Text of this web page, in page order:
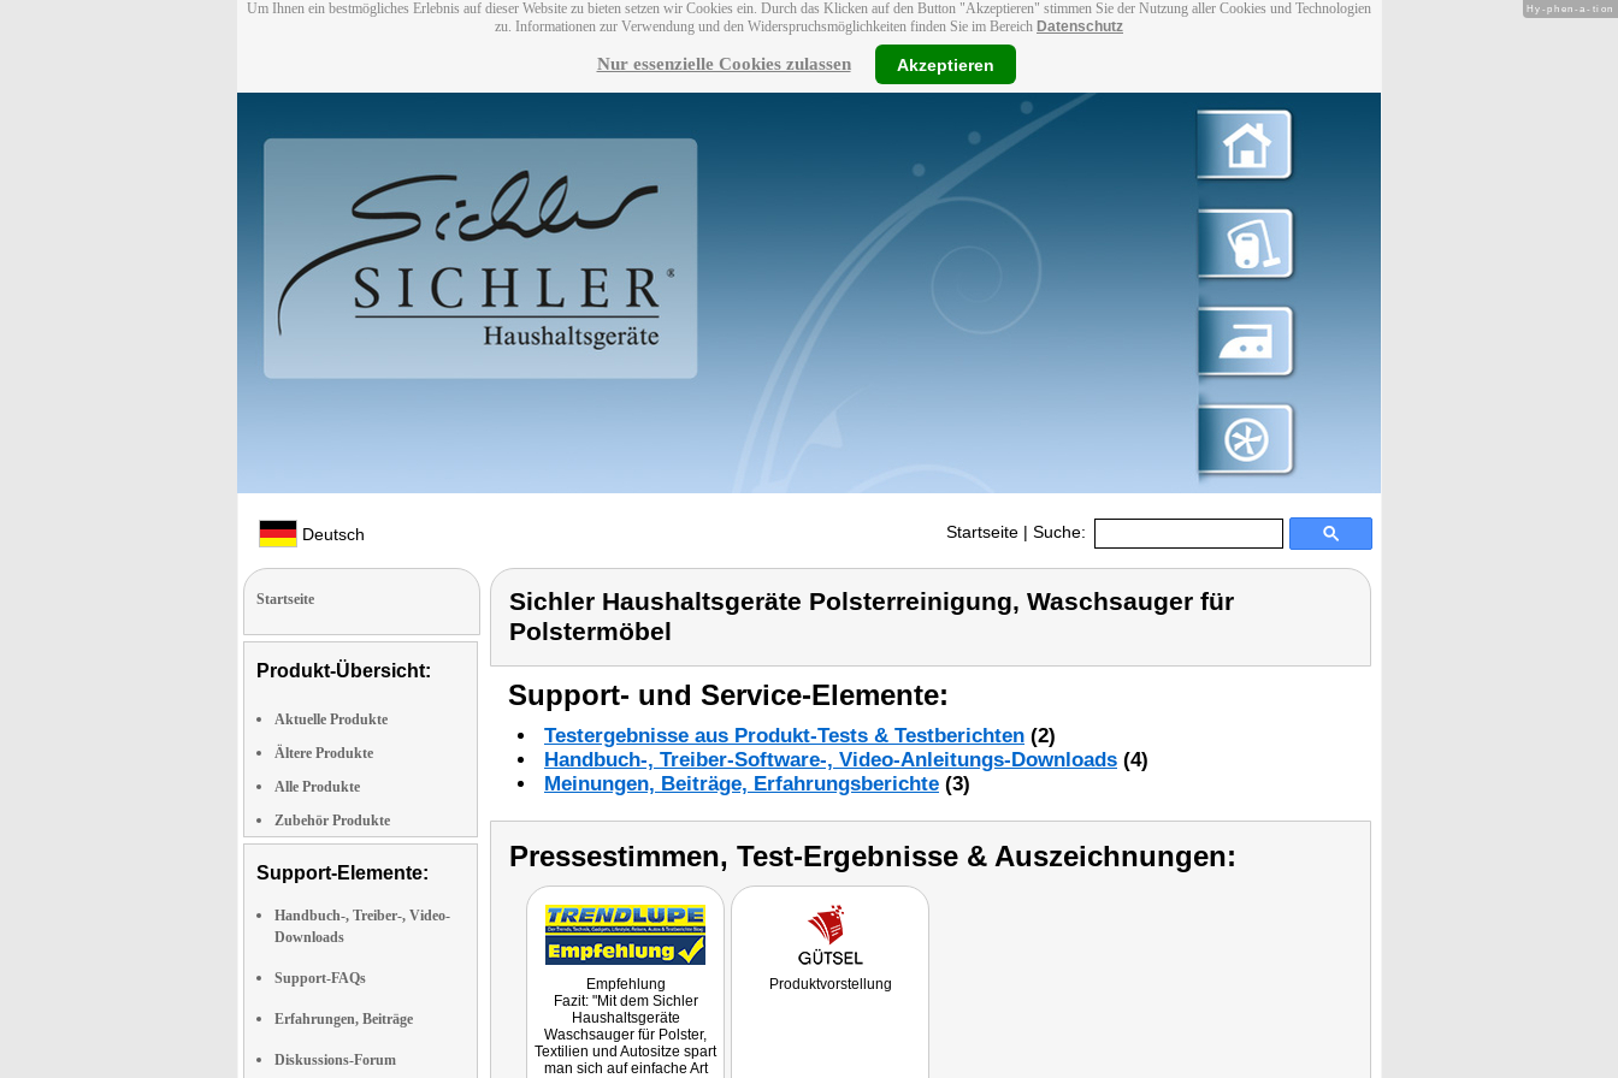
Um Ihnen ein bestmögliches Erlebnis auf dieser Website zu bieten setzen wir Cookies ein. Durch das Klicken auf den Button "Akzeptieren" stimmen Sie der Nutzung aller Cookies und Technologien
zu. Informationen zur Verwendung und den Widerspruchsmöglichkeiten finden Sie im Bereich Datenschutz
Nur essenzielle Cookies zulassen Akzeptieren
Deutsch Startseite | Suche:
Startseite
Produkt-Übersicht:
Aktuelle Produkte
Ältere Produkte
Alle Produkte
Zubehör Produkte
Support-Elemente:
Handbuch-, Treiber-, Video-
Downloads
Support-FAQs
Erfahrungen, Beiträge
Diskussions-Forum
Sichler Haushaltsgeräte Polsterreinigung, Waschsauger für
Polstermöbel
Support- und Service-Elemente:
Testergebnisse aus Produkt-Tests & Testberichten (2)
Handbuch-, Treiber-Software-, Video-Anleitungs-Downloads (4)
Meinungen, Beiträge, Erfahrungsberichte (3)
Pressestimmen, Test-Ergebnisse & Auszeichnungen:
Empfehlung
Fazit: "Mit dem Sichler
Haushaltsgeräte
Waschsauger für Polster,
Textilien und Autositze spart
man sich auf einfache Art
Produktvorstellung
Hy-phen-a-tion